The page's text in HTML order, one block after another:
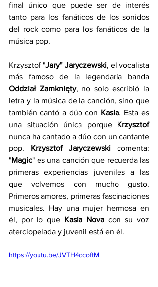
final único que puede ser de interés
tanto para los fanáticos de los sonidos
del rock como para los fanáticos de la
música pop.
Krzysztof "Jary" Jaryczewski, el vocalista
Oddział Zamknięty, no solo escribió la
letra y la música de la canción, sino que
también cantó a dúo con Kasia. Esta es
una situación única porque Krzysztof
nunca ha cantado a dúo con un cantante
pop. Krzysztof Jaryczewski comenta:
"Magic" es una canción que recuerda las
primeras experiencias juveniles a las
que volvemos con mucho gusto.
Primeros amores, primeras fascinaciones
musicales. Hay una mujer hermosa en
él, por lo que Kasia Nova con su voz
aterciopelada y juvenil está en él.
https://youtu.be/JVTH4ccoftM